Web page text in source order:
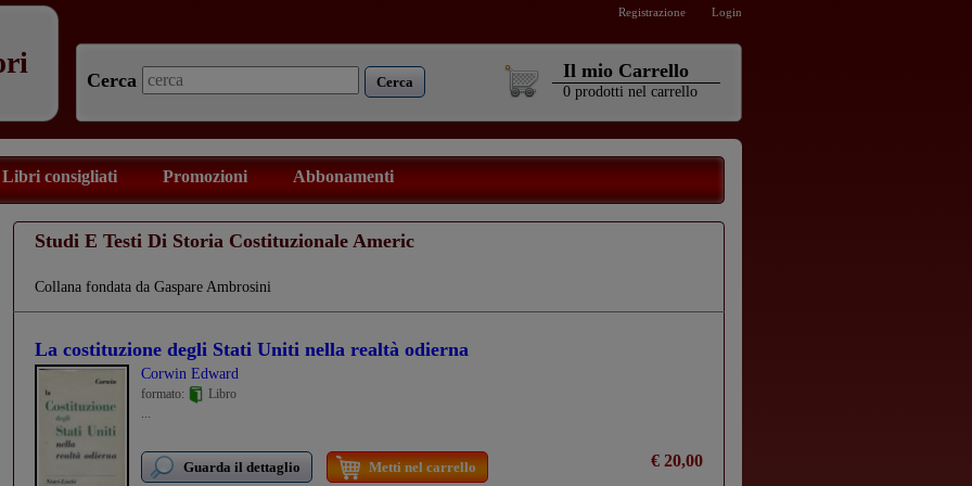
Registrazione Login
Cerca Cerca
Il mio Carrello
0 prodotti nel carrello
Libri consigliati Promozioni Abbonamenti
Studi E Testi Di Storia Costituzionale Americ
Collana fondata da Gaspare Ambrosini
La costituzione degli Stati Uniti nella realtà odierna
Corwin Edward
formato:
Libro
...
€ 20,00
Guarda il dettaglio Metti nel carrello